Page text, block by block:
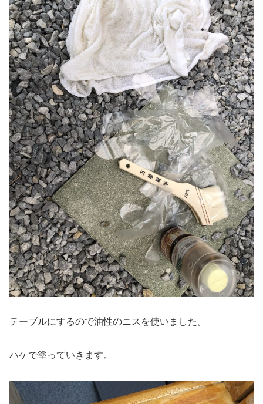
テーブルにするので油性のニスを使いました。
ハケで塗っていきます。